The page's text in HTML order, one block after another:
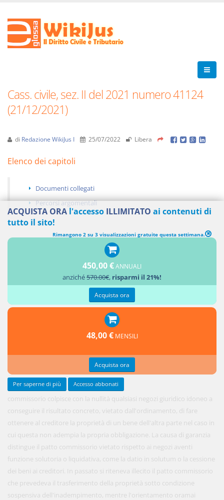
Cass. civile, sez. II del 2021 numero 41124
(21/12/2021)
di Redazione WikiJus I 25/07/2022 Libera
Elenco dei capitoli
Documenti collegati
Percorsi argomentali
commissorio colpisce con la nullità qualsiasi negozi giuridico idoneo a
conseguire il risultato concreto, vietato dall'ordinamento, di fare
ottenere al creditore la proprietà di un bene dell'altra parte nel caso in
cui questa non adempia la propria obbligazione. La causa di garanzia
distingue il patto commissorio vietato rispetto ai negozi aventi
funzione solutoria o liquidativa, come la datio in solutum o la cessione
dei beni ai creditori. In passato si riteneva illecito il patto commissorio
che prevedeva il trasferimento della proprietà sotto condizione
sospensiva dell'inadempimento, mentre l'orientamento oramai
ACQUISTA ORA l'accesso ILLIMITATO ai contenuti di
tutto il sito!
Rimangono 2 su 3 visualizzazioni gratuite questa settimana.
450,00 €ANNUALI
anziché570.00€, risparmi il 21%!
Acquista ora
48,00 € MENSILI
Acquista ora
Per saperne di più Accesso abbonati